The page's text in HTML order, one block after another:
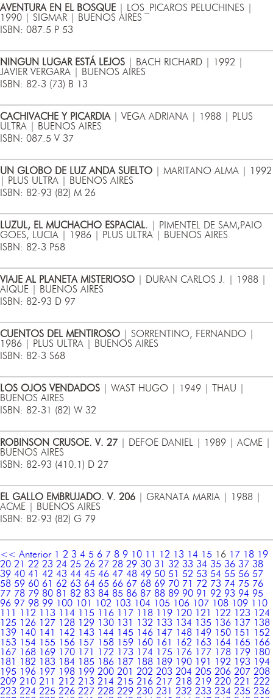
AVENTURA EN EL BOSQUE | LOS_PICAROS PELUCHINES |
1990 | SIGMAR | BUENOS AIRES
ISBN: 087.5 P 53
NINGUN LUGAR ESTÁ LEJOS | BACH RICHARD | 1992 |
JAVIER VERGARA | BUENOS AIRES
ISBN: 82-3 (73) B 13
CACHIVACHE Y PICARDIA | VEGA ADRIANA | 1988 | PLUS
ULTRA | BUENOS AIRES
ISBN: 087.5 V 37
UN GLOBO DE LUZ ANDA SUELTO | MARITANO ALMA | 1992
| PLUS ULTRA | BUENOS AIRES
ISBN: 82-93 (82) M 26
LUZUL, EL MUCHACHO ESPACIAL. | PIMENTEL DE SAM,PAIO
GOES, LUCIA | 1986 | PLUS ULTRA | BUENOS AIRES
ISBN: 82-3 P58
VIAJE AL PLANETA MISTERIOSO | DURAN CARLOS J. | 1988 |
AIQUE | BUENOS AIRES
ISBN: 82-93 D 97
CUENTOS DEL MENTIROSO | SORRENTINO, FERNANDO |
1986 | PLUS ULTRA | BUENOS AIRES
ISBN: 82-3 S68
LOS OJOS VENDADOS | WAST HUGO | 1949 | THAU |
BUENOS AIRES
ISBN: 82-31 (82) W 32
ROBINSON CRUSOE. V. 27 | DEFOE DANIEL | 1989 | ACME |
BUENOS AIRES
ISBN: 82-93 (410.1) D 27
EL GALLO EMBRUJADO. V. 206 | GRANATA MARIA | 1988 |
ACME | BUENOS AIRES
ISBN: 82-93 (82) G 79
<< Anterior 1 2 3 4 5 6 7 8 9 10 11 12 13 14 15 16 17 18 19
20 21 22 23 24 25 26 27 28 29 30 31 32 33 34 35 36 37 38
39 40 41 42 43 44 45 46 47 48 49 50 51 52 53 54 55 56 57
58 59 60 61 62 63 64 65 66 67 68 69 70 71 72 73 74 75 76
77 78 79 80 81 82 83 84 85 86 87 88 89 90 91 92 93 94 95
96 97 98 99 100 101 102 103 104 105 106 107 108 109 110
111
112 113 114 115 116 117 118 119 120 121 122 123 124
125 126 127 128 129 130 131 132 133 134 135 136 137 138
139 140 141 142 143 144 145 146 147 148 149 150 151
152
153 154 155 156 157 158 159 160 161 162 163 164 165 166
167 168 169 170 171 172 173 174 175 176 177 178 179 180
181
182 183 184 185 186 187 188 189 190 191 192 193 194
195 196 197 198 199 200 201 202 203 204 205 206 207 208
209 210 211 212 213 214 215 216 217 218 219 220 221 222
223 224 225 226 227 228 229 230 231 232 233 234 235 236